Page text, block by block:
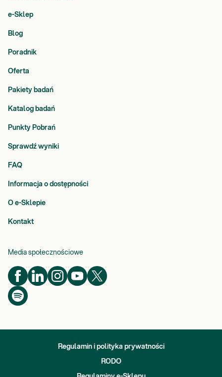
e-Sklep
Blog
Poradnik
Oferta
Pakiety badań
Katalog badań
Punkty Pobrań
Sprawdź wyniki
FAQ
Informacja o dostępności
O e-Sklepie
Kontakt
Media społecznościowe
Regulamin i polityka prywatności
RODO